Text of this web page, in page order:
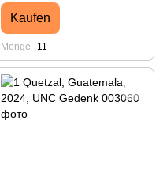
Kaufen
Menge 11